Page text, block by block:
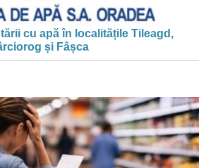
cu apă în localitățile Tileagd,
și Fâșca